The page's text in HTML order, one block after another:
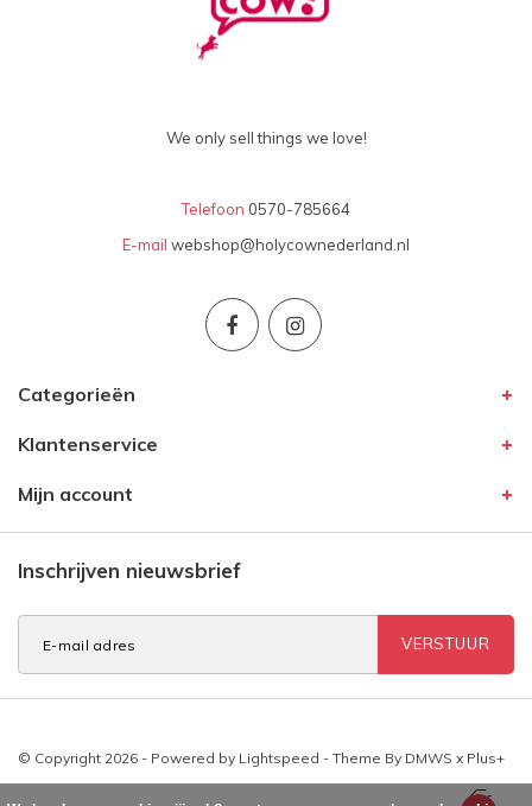
We only sell things we love!
Telefoon 0570-785664
E-mail webshop@holycownederland.nl
Categorieën
Klantenservice
Mijn account
Inschrijven nieuwsbrief
VERSTUUR
© Copyright 2026 - Powered by Lightspeed - Theme By DMWS x Plus+